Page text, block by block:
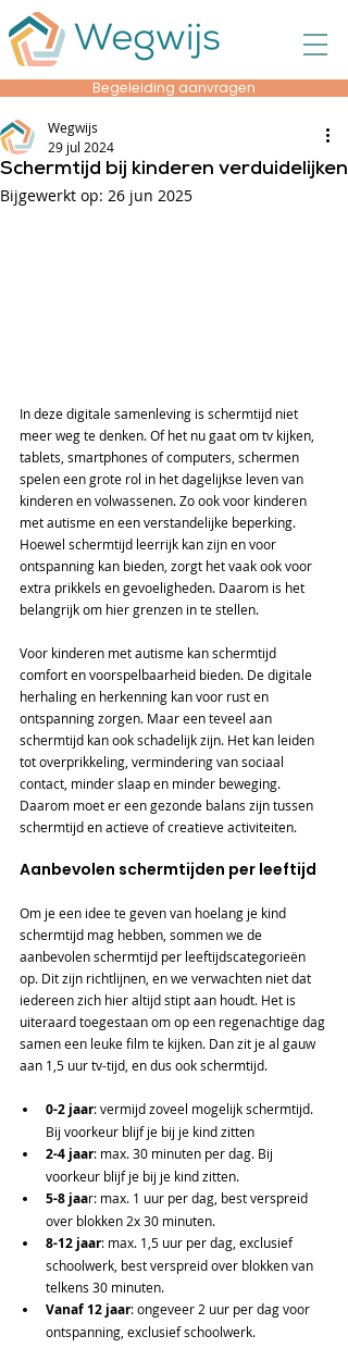
Begeleiding aanvragen
Schermtijd bij kinderen verduidelijken
Wegwijs
29 jul 2024
Bijgewerkt op: 26 jun 2025
In deze digitale samenleving is schermtijd niet
meer weg te denken. Of het nu gaat om tv kijken,
tablets, smartphones of computers, schermen
spelen een grote rol in het dagelijkse leven van
kinderen en volwassenen. Zo ook voor kinderen
met autisme en een verstandelijke beperking.
Hoewel schermtijd leerrijk kan zijn en voor
ontspanning kan bieden, zorgt het vaak ook voor
extra prikkels en gevoeligheden. Daarom is het
belangrijk om hier grenzen in te stellen.
Voor kinderen met autisme kan schermtijd
comfort en voorspelbaarheid bieden. De digitale
herhaling en herkenning kan voor rust en
ontspanning zorgen. Maar een teveel aan
schermtijd kan ook schadelijk zijn. Het kan leiden
tot overprikkeling, vermindering van sociaal
contact, minder slaap en minder beweging.
Daarom moet er een gezonde balans zijn tussen
schermtijd en actieve of creatieve activiteiten.
Aanbevolen schermtijden per leeftijd
Om je een idee te geven van hoelang je kind
schermtijd mag hebben, sommen we de
aanbevolen schermtijd per leeftijdscategorieën
op. Dit zijn richtlijnen, en we verwachten niet dat
iedereen zich hier altijd stipt aan houdt. Het is
uiteraard toegestaan om op een regenachtige dag
samen een leuke film te kijken. Dan zit je al gauw
aan 1,5 uur tv-tijd, en dus ook schermtijd.
0-2 jaar: vermijd zoveel mogelijk schermtijd.
Bij voorkeur blijf je bij je kind zitten
2-4 jaar: max. 30 minuten per dag. Bij
voorkeur blijf je bij je kind zitten.
5-8 jaar: max. 1 uur per dag, best verspreid
over blokken 2x 30 minuten.
8-12 jaar: max. 1,5 uur per dag, exclusief
schoolwerk, best verspreid over blokken van
telkens 30 minuten.
Vanaf 12 jaar: ongeveer 2 uur per dag voor
ontspanning, exclusief schoolwerk.